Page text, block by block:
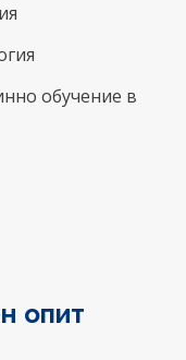
обучение в
опит